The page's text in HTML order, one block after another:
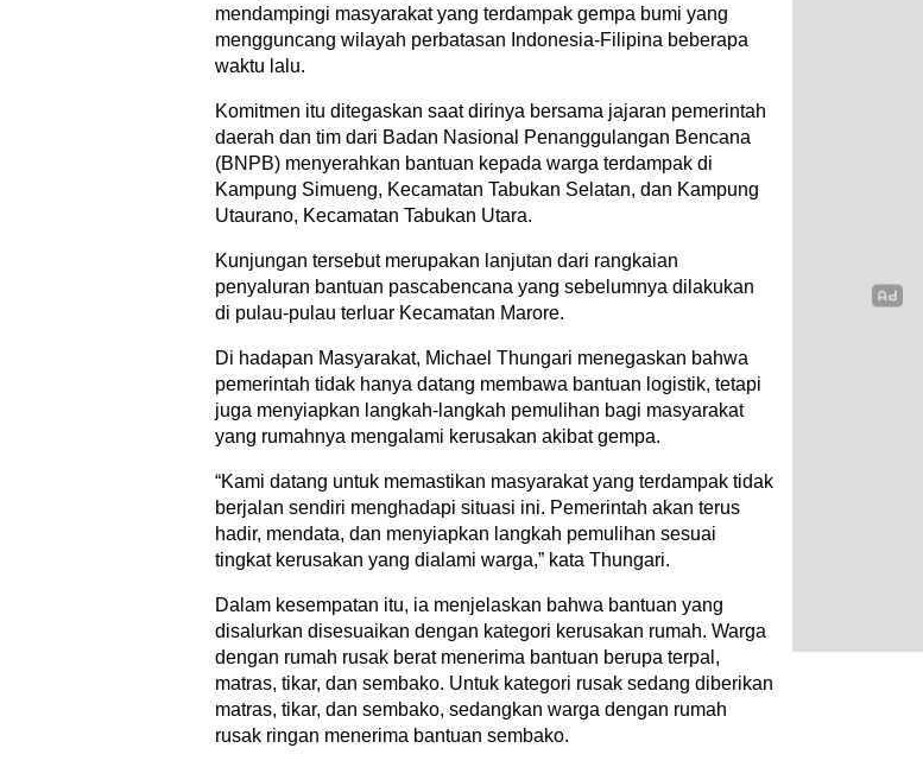
mendampingi masyarakat yang terdampak gempa bumi yang
mengguncang wilayah perbatasan Indonesia-Filipina beberapa
waktu lalu.
Komitmen itu ditegaskan saat dirinya bersama jajaran pemerintah
daerah dan tim dari Badan Nasional Penanggulangan Bencana
(BNPB) menyerahkan bantuan kepada warga terdampak di
Kampung Simueng, Kecamatan Tabukan Selatan, dan Kampung
Utaurano, Kecamatan Tabukan Utara.
Kunjungan tersebut merupakan lanjutan dari rangkaian
penyaluran bantuan pascabencana yang sebelumnya dilakukan
di pulau-pulau terluar Kecamatan Marore.
Di hadapan Masyarakat, Michael Thungari menegaskan bahwa
pemerintah tidak hanya datang membawa bantuan logistik, tetapi
juga menyiapkan langkah-langkah pemulihan bagi masyarakat
yang rumahnya mengalami kerusakan akibat gempa.
“Kami datang untuk memastikan masyarakat yang terdampak tidak
berjalan sendiri menghadapi situasi ini. Pemerintah akan terus
hadir, mendata, dan menyiapkan langkah pemulihan sesuai
tingkat kerusakan yang dialami warga,” kata Thungari.
Dalam kesempatan itu, ia menjelaskan bahwa bantuan yang
disalurkan disesuaikan dengan kategori kerusakan rumah. Warga
dengan rumah rusak berat menerima bantuan berupa terpal,
matras, tikar, dan sembako. Untuk kategori rusak sedang diberikan
matras, tikar, dan sembako, sedangkan warga dengan rumah
rusak ringan menerima bantuan sembako.